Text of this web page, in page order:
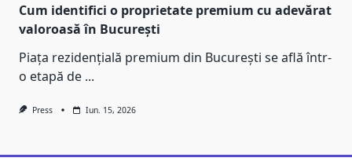
Cum identifici o proprietate premium cu adevărat
valoroasă în București
Piața rezidențială premium din București se află într-
o etapă de ...
Press Iun. 15, 2026